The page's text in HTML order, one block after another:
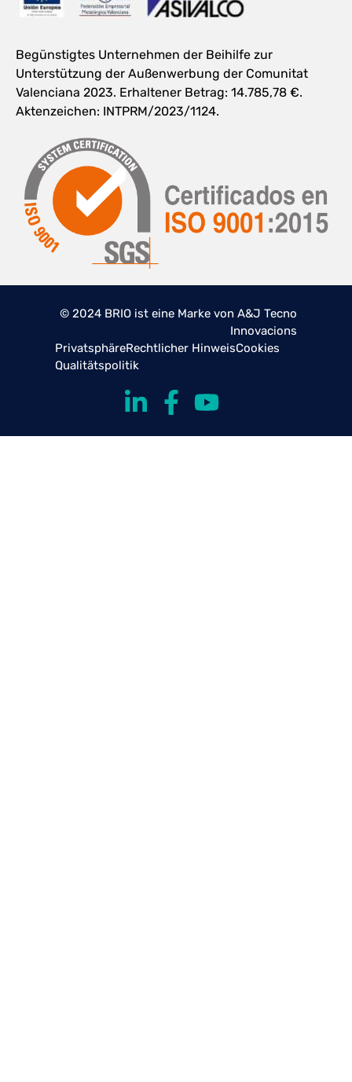
Begünstigtes Unternehmen der Beihilfe zur
Unterstützung der Außenwerbung der Comunitat
Valenciana 2023. Erhaltener Betrag: 14.785,78 €.
Aktenzeichen: INTPRM/2023/1124.
© 2024 BRIO ist eine Marke von A&J Tecno
Innovacions
PrivatsphäreRechtlicher HinweisCookies
Qualitätspolitik